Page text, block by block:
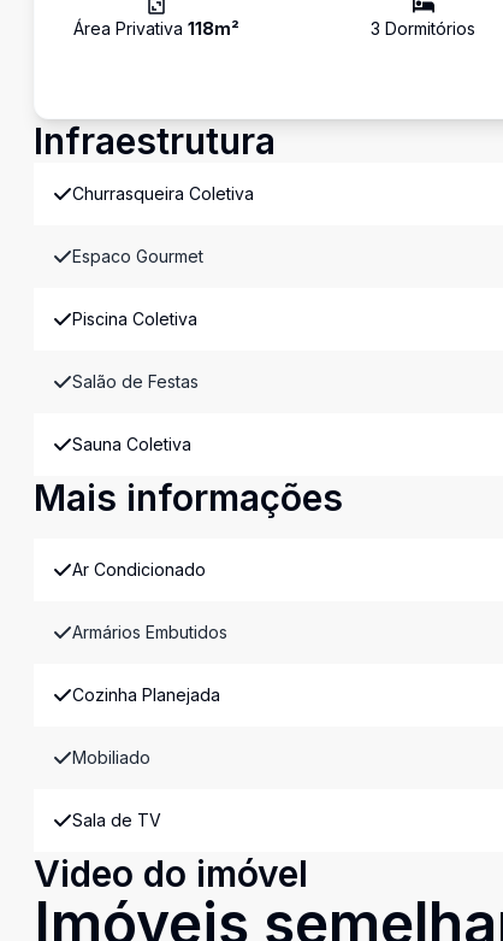
Área Privativa 118m² 3 Dormitórios
Infraestrutura
Churrasqueira Coletiva
Espaco Gourmet
Piscina Coletiva
Salão de Festas
Sauna Coletiva
Mais informações
Ar Condicionado
Armários Embutidos
Cozinha Planejada
Mobiliado
Sala de TV
Video do imóvel
Imóveis